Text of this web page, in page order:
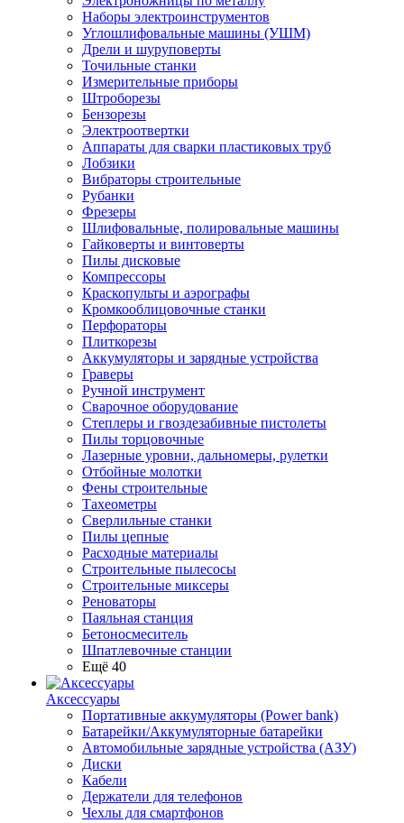
Наборы электроинструментов
Углошлифовальные машины (УШМ)
Дрели и шуруповерты
Точильные станки
Измерительные приборы
Штроборезы
Бензорезы
Электроотвертки
Аппараты для сварки пластиковых труб
Лобзики
Вибраторы строительные
Рубанки
Фрезеры
Шлифовальные, полировальные машины
Гайковерты и винтоверты
Пилы дисковые
Компрессоры
Краскопульты и аэрографы
Кромкооблицовочные станки
Перфораторы
Плиткорезы
Аккумуляторы и зарядные устройства
Граверы
Ручной инструмент
Сварочное оборудование
Степлеры и гвоздезабивные пистолеты
Пилы торцовочные
Лазерные уровни, дальномеры, рулетки
Отбойные молотки
Фены строительные
Тахеометры
Сверлильные станки
Пилы цепные
Расходные материалы
Строительные пылесосы
Строительные миксеры
Реноваторы
Паяльная станция
Бетоносмеситель
Шпатлевочные станции
Ещё 40
Аксессуары
Портативные аккумуляторы (Power bank)
Батарейки/Аккумуляторные батарейки
Автомобильные зарядные устройства (АЗУ)
Диски
Кабели
Держатели для телефонов
Чехлы для смартфонов